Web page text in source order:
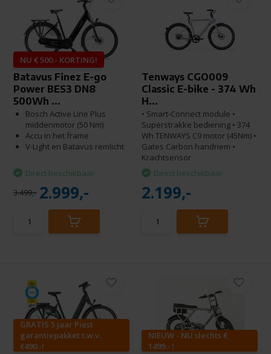
NU € 500.- KORTING!
Batavus Finez E-go
Power BES3 DN8
500Wh ...
Bosch Active Line Plus
middenmotor (50 Nm)
Accu in het frame
V-Light en Batavus remlicht
Direct beschikbaar
3.499,- 2.999,-
Tenways CGO009
Classic E-bike - 374 Wh
H...
• Smart-Connect module •
Superstrakke bediening • 374
Wh TENWAYS C9 motor (45Nm) •
Gates Carbon handriem •
Krachtsensor
Direct beschikbaar
2.199,-
GRATIS 5 jaar Piest
garantiepakket t.w.v.
€490.-!
NIEUW - NU slechts €
1499.- !